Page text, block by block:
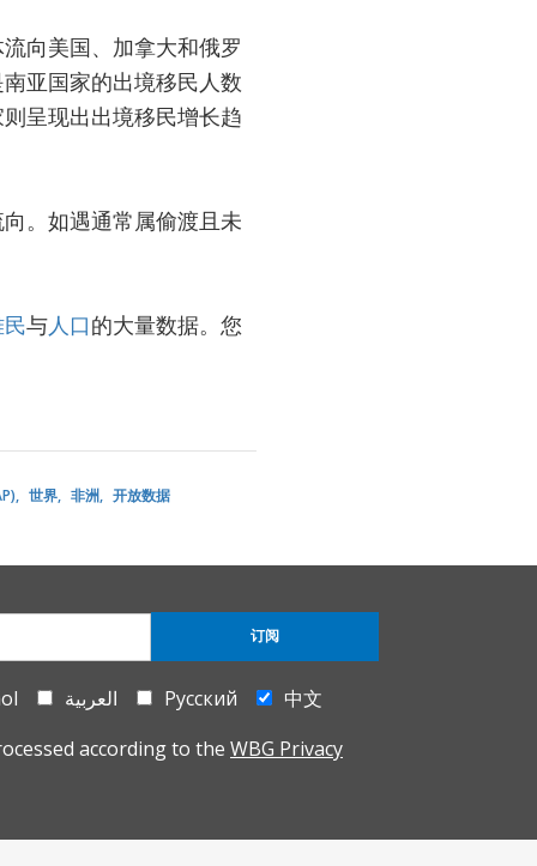
向美国、加拿大和俄罗
亚国家的出境移民人数
呈现出出境移民增长趋
。如遇通常属偷渡且未
与人口的大量数据。您
世界 非洲 开放数据
العربية Русский
中文
according to the WBG Privacy
订阅